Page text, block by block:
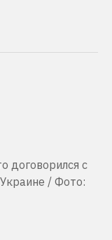
договорился с
/ Фото: